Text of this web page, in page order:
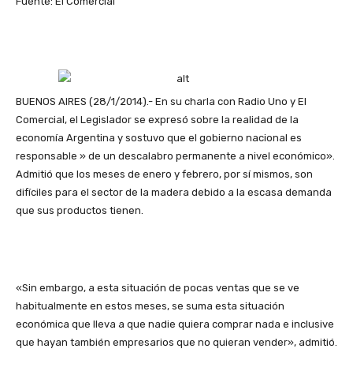
BUENOS AIRES (28/1/2014).- En su charla con Radio Uno y El
Comercial, el Legislador se expresó sobre la realidad de la
economía Argentina y sostuvo que el gobierno nacional es
responsable » de un descalabro permanente a nivel económico».
Admitió que los meses de enero y febrero, por sí mismos, son
difíciles para el sector de la madera debido a la escasa demanda
que sus productos tienen.
«Sin embargo, a esta situación de pocas ventas que se ve
habitualmente en estos meses, se suma esta situación
económica que lleva a que nadie quiera comprar nada e inclusive
que hayan también empresarios que no quieran vender», admitió.